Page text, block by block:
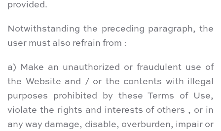
provided.
Notwithstanding the preceding paragraph, the
user must also refrain from :
a) Make an unauthorized or fraudulent use of
the Website and / or the contents with illegal
purposes prohibited by these Terms of Use,
violate the rights and interests of others , or in
any way damage, disable, overburden, impair or